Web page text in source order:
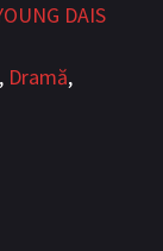
DAIS
, Dramă,